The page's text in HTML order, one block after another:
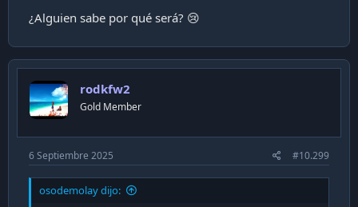
¿Alguien sabe por qué será? 😢
rodkfw2
Gold Member
6 Septiembre 2025 #10.299
osodemolay dijo: